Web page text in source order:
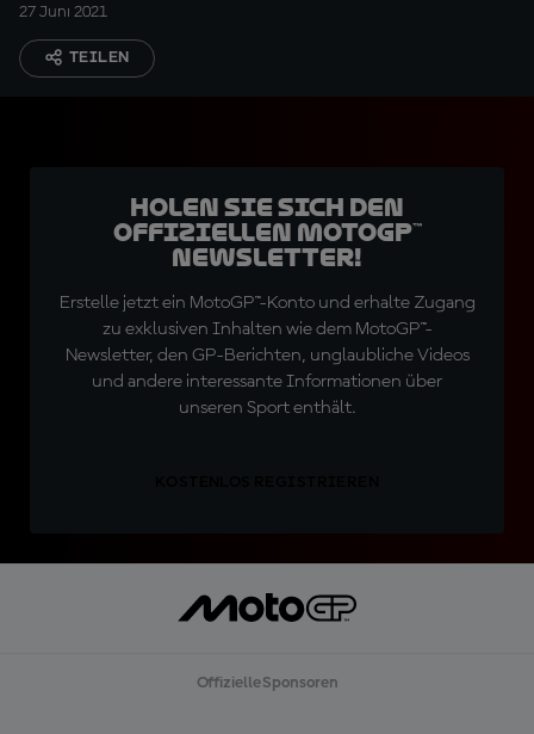
27 Juni 2021
TEILEN
Holen Sie sich den
offiziellen MotoGP™
Newsletter!
Erstelle jetzt ein MotoGP™-Konto und erhalte Zugang
zu exklusiven Inhalten wie dem MotoGP™-
Newsletter, den GP-Berichten, unglaubliche Videos
und andere interessante Informationen über
unseren Sport enthält.
Offizielle Sponsoren